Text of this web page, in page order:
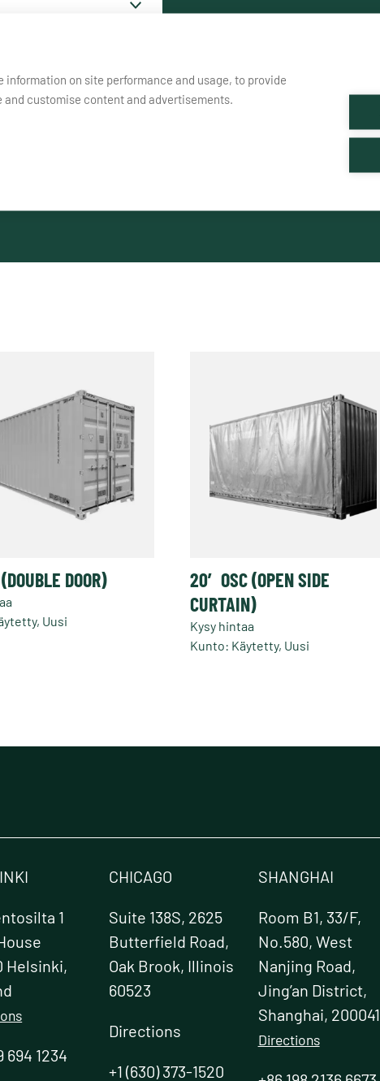
DOOR)
Uusi
20′ OSC (OPEN SIDE
CURTAIN)
Kysy hintaa
Kunto: Käytetty, Uusi
1
Helsinki,
694 1234
CHICAGO
Suite 138S, 2625
Butterfield Road,
Oak Brook, Illinois
60523
Directions
+1 (630) 373-1520
SHANGHAI
Room B1, 33/F,
No.580, West
Nanjing Road,
Jing’an District,
Shanghai, 200041
Directions
information on site performance and usage, to provide
customise content and advertisements.